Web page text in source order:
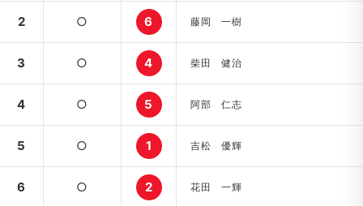
2 ○ 6 藤岡 一樹
3 ○ 4 柴田 健治
4 ○ 5 阿部 仁志
5 ○ 1 吉松 優輝
6 ○ 2 花田 一輝